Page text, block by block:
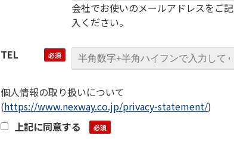
会社でお使いのメールアドレスをご記
入ください。
TEL
個人情報の取り扱いについて
(https://www.nexway.co.jp/privacy-statement/)
上記に同意する